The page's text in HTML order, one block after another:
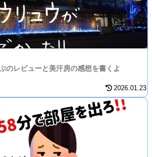
のレビューと美汗房の感想を書くよ
2026.01.23